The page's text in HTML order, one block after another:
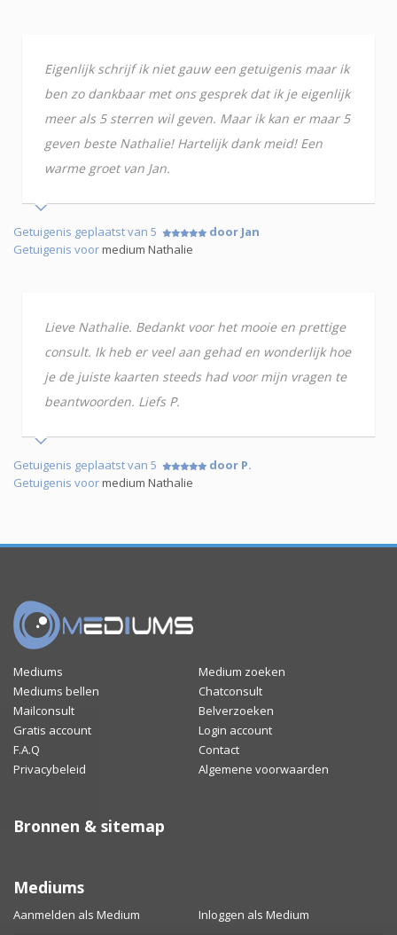
Eigenlijk schrijf ik niet gauw een getuigenis maar ik
ben zo dankbaar met ons gesprek dat ik je eigenlijk
meer als 5 sterren wil geven. Maar ik kan er maar 5
geven beste Nathalie! Hartelijk dank meid! Een
warme groet van Jan.
Getuigenis geplaatst van 5
door Jan
Getuigenis voormedium Nathalie
Lieve Nathalie. Bedankt voor het mooie en prettige
consult. Ik heb er veel aan gehad en wonderlijk hoe
je de juiste kaarten steeds had voor mijn vragen te
beantwoorden. Liefs P.
Getuigenis geplaatst van 5
door P.
Getuigenis voormedium Nathalie
Mediums
Medium zoeken
Mediums bellen
Chatconsult
Mailconsult
Belverzoeken
Gratis account
Login account
F.A.Q
Contact
Privacybeleid
Algemene voorwaarden
Bronnen & sitemap
Mediums
Aanmelden als Medium Inloggen als Medium